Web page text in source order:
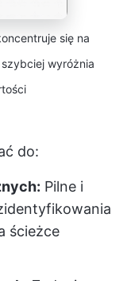
się na
wyróżnia
do:
Pilne i
ścieżce